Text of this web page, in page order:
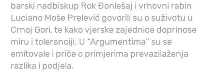
barski nadbiskup Rok Đonlešaj i vrhovni rabin
Luciano Moše Prelević govorili su o suživotu u
Crnoj Gori, te kako vjerske zajednice doprinose
miru i toleranciji. U “Argumentima” su se
emitovale i priče o primjerima prevazilaženja
razlika i podjela.